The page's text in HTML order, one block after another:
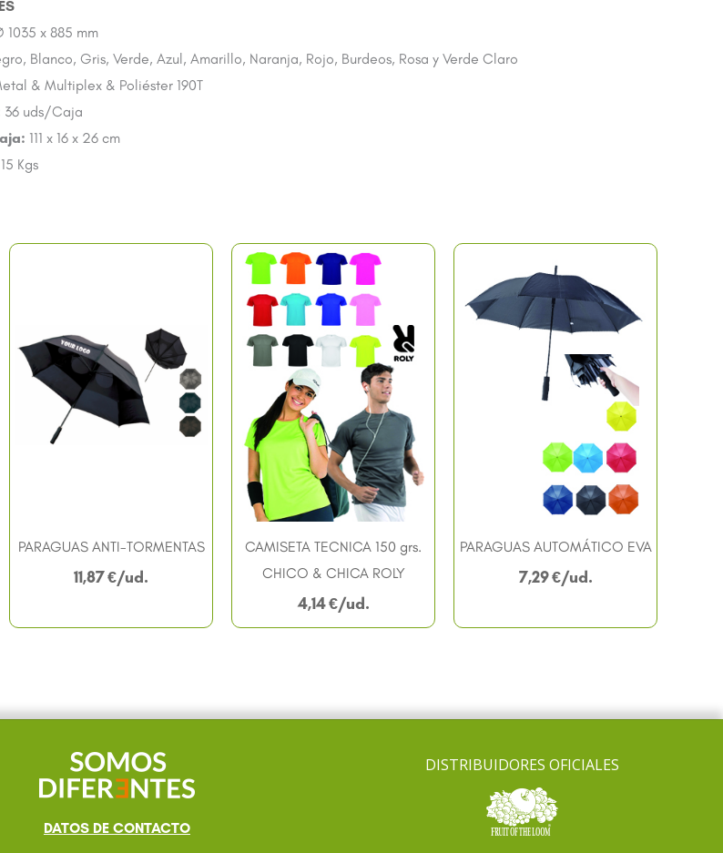
1035 x 885 mm
Blanco, Gris, Verde, Azul, Amarillo, Naranja, Rojo, Burdeos, Rosa y Verde Claro
& Multiplex & Poliéster 190T
36 uds/Caja
111 x 16 x 26 cm
15 Kgs
PARAGUAS ANTI-TORMENTAS
11,87€
CAMISETA TECNICA 150 grs.
CHICO & CHICA ROLY
4,14€
PARAGUAS AUTOMÁTICO EVA
7,29€
DATOS DE CONTACTO
DISTRIBUIDORES OFICIALES